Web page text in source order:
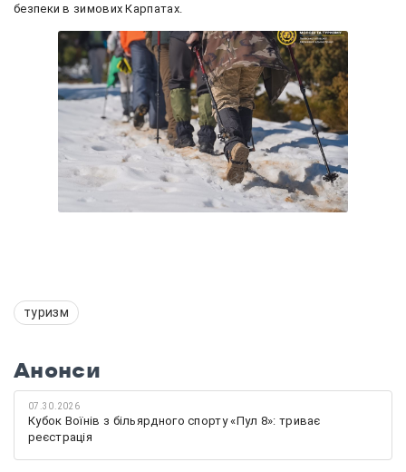
безпеки в зимових Карпатах.
туризм
Анонси
07.30.2026
Кубок Воїнів з більярдного спорту «Пул 8»: триває
реєстрація